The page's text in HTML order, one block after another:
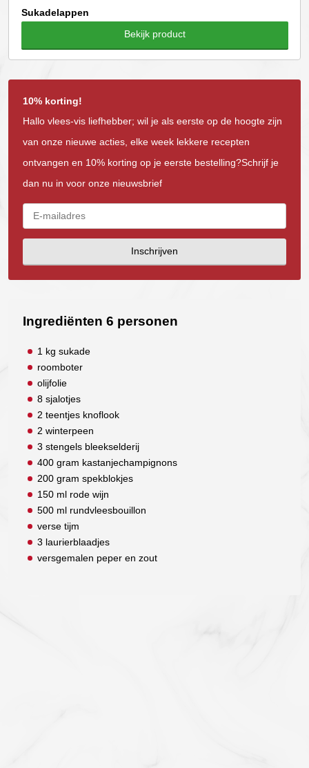
Sukadelappen
Bekijk product
10% korting!
Hallo vlees-vis liefhebber; wil je als eerste op de hoogte zijn
van onze nieuwe acties, elke week lekkere recepten
ontvangen en 10% korting op je eerste bestelling?Schrijf je
dan nu in voor onze nieuwsbrief
Inschrijven
Ingrediënten 6 personen
1 kg sukade
roomboter
olijfolie
8 sjalotjes
2 teentjes knoflook
2 winterpeen
3 stengels bleekselderij
400 gram kastanjechampignons
200 gram spekblokjes
150 ml rode wijn
500 ml rundvleesbouillon
verse tijm
3 laurierblaadjes
versgemalen peper en zout